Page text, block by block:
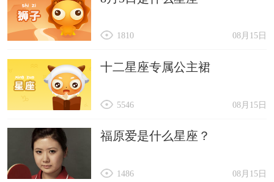
08月15日
1810
十二星座专属公主裙
08月15日
5546
福原爱是什么星座？
08月15日
1486